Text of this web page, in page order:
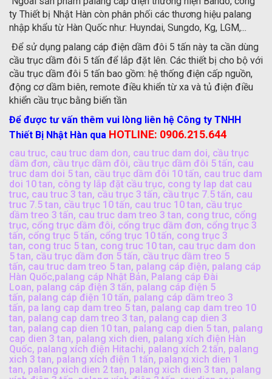
ty Thiết bị Nhật Hàn còn phân phối các thương hiệu palang
nhập khẩu từ Hàn Quốc như: Huyndai, Sungdo, Kg, LGM,...
Để sử dụng palang cáp điện dầm đôi 5 tấn này ta cần dùng
cầu trục dầm đôi 5 tấn để lắp đặt lên. Các thiết bị cho bộ với
cầu trục dầm đôi 5 tấn bao gồm: hệ thống điện cấp nguồn,
động cơ dầm biên, remote điều khiển từ xa và tủ điện điều
khiển cầu trục bằng biến tần
Để được tư vấn thêm vui lòng liên hệ Công ty TNHH
Thiết Bị Nhật Hàn qua HOTLINE: 0906.215.644
cau truc, cau truc dam don, cau truc dam doi, cầu trục
dầm đơn, cầu trục dầm đôi, cầu trục dầm đôi 5 tấn, cau
truc dam doi 5 tan, cầu trục dầm đôi 10 tấn, cau truc dam
doi 10 tan, công ty lắp đặt cầu trục, cong ty lap dat cau
truc, cau truc 3 tan, cầu trục 3 tấn, cầu trục 7.5 tấn, cau
truc 7.5 tan, cầu trục 10 tấn, cau truc 10 tan, cầu trục
dầm treo 3 tấn, cau truc dam treo 3 tan, cong truc, cổng
trục, cổng trục dầm đôi, cổng trục dầm đơn, cổng trục 3
tấn, cổng trục 5 tấn, cổng trục 10 tấn, cong trục 3
tan, cong truc 5 tan, cong truc 10 tan, cau trục dam don
5 tan, cầu trục dầm đơn 5 tấn, cầu trục dầm treo 5
tấn, cau truc dam treo 5 tan, palang cáp điện, palang cáp
Hàn Quốc,palang cáp Nhật Bản, Palang cáp Đài
Loan, palang cáp điện 3 tấn, palang cáp điện 5
tấn, palang cáp điện 10 tấn, palang cáp dầm treo 3
tấn, pa lang cap dam treo 5 tan, palang cap dam treo 10
tan, palang cap dam treo 3 tan, palang cap dien 3
tan, palang cap dien 10 tan, palang cap dien 5 tan, palang
cap dien 3 tan, palang xich dien, palang xích điện Hàn
Quốc, palang xích điện Hitachi, palang xích 2 tấn, palang
xich 3 tan, palang xích điện 1 tấn, palang xich dien 1
tan, palang xich dien 2 tan, palang xich dien 3 tan, palang